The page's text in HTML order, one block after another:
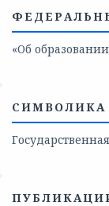
«Об
СИМВОЛИКА